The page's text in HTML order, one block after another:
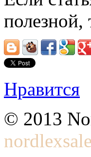
полезной,
Нравится
© 2013